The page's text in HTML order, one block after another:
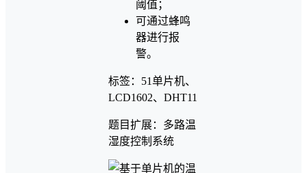
阈值；
可通过蜂鸣
器进行报
警。
标签：51单片机、
LCD1602、DHT11
题目扩展：多路温
湿度控制系统